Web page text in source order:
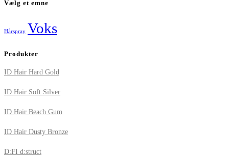
Vælg et emne
Hårspray Voks
Produkter
ID Hair Hard Gold
ID Hair Soft Silver
ID Hair Beach Gum
ID Hair Dusty Bronze
D:FI d:struct